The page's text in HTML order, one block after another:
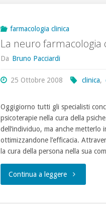
video
professor
Di
Fiorino"
farmacologia clinica
La neuro
Da Bruno Pacciardi
25 Ottobre 2008 clinica,
Oggigiorno tutti gli specialisti
psicoterapie nella cura della
dell’individuo, ma anche
ottimizzandone l’efficacia.
la cura della persona nella sua
Continua a leggere"La